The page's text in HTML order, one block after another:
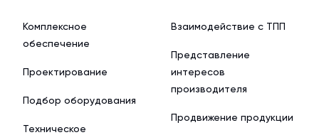
Комплексное
обеспечение
Проектирование
Подбор оборудования
Техническое
Взаимодействие с ТПП
Представление
интересов
производителя
Продвижение продукции